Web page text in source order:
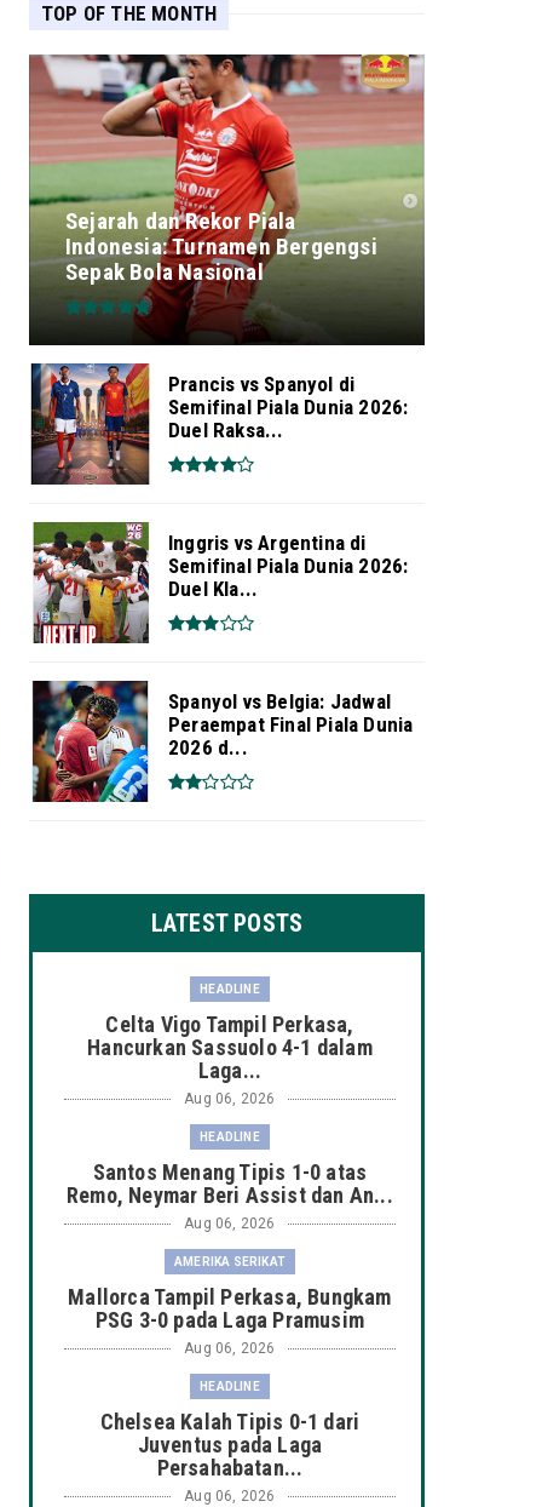
TOP OF THE MONTH
Sejarah dan Rekor Piala
Indonesia: Turnamen Bergengsi
Sepak Bola Nasional
Prancis vs Spanyol di
Semifinal Piala Dunia 2026:
Duel Raksa...
Inggris vs Argentina di
Semifinal Piala Dunia 2026:
Duel Kla...
Spanyol vs Belgia: Jadwal
Peraempat Final Piala Dunia
2026 d...
LATEST POSTS
HEADLINE
Celta Vigo Tampil Perkasa,
Hancurkan Sassuolo 4-1 dalam
Laga...
Aug 06, 2026
HEADLINE
Santos Menang Tipis 1-0 atas
Remo, Neymar Beri Assist dan An...
Aug 06, 2026
AMERIKA SERIKAT
Mallorca Tampil Perkasa, Bungkam
PSG 3-0 pada Laga Pramusim
Aug 06, 2026
HEADLINE
Chelsea Kalah Tipis 0-1 dari
Juventus pada Laga
Persahabatan...
Aug 06, 2026